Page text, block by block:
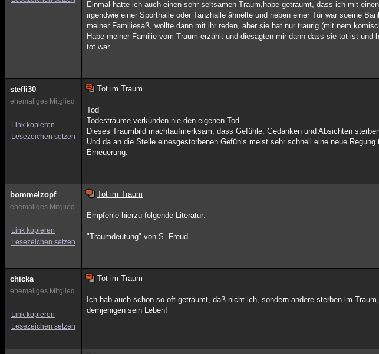
Einmal hatte ich auch einen sehr seltsamen Traum,habe geträumt, dass ich mit
irgendwie einer Sporthalle oder Tanzhalle ähnelte und neben einer Tür war soeine
meiner Familiesaß, wollte dann mit ihr reden, aber sie hat nur traurig (mit nem
Habe meiner Familie vom Traum erzählt und diesagten mir dann dass sie tot ist
tot war.
steffi30
ehemaliges Mitglied
Link kopieren
Lesezeichen setzen
Tot im Traum
Tod
Todesträume verkünden nie den eigenen Tod.
Dieses Traumbild machtaufmerksam, dass Gefühle, Gedanken und Absichten
Und da an die Stelle einesgestorbenen Gefühls meist sehr schnell eine neue
Erneuerung.
bommelzopf
ehemaliges Mitglied
Link kopieren
Lesezeichen setzen
Tot im Traum
Empfehle hierzu folgende Literatur:
"Traumdeutung" von S. Freud
chicka
ehemaliges Mitglied
Link kopieren
Lesezeichen setzen
Tot im Traum
Ich hab auch schon so oft geträumt, daß nicht ich, sondern andere sterben im
demjenigen sein Leben!